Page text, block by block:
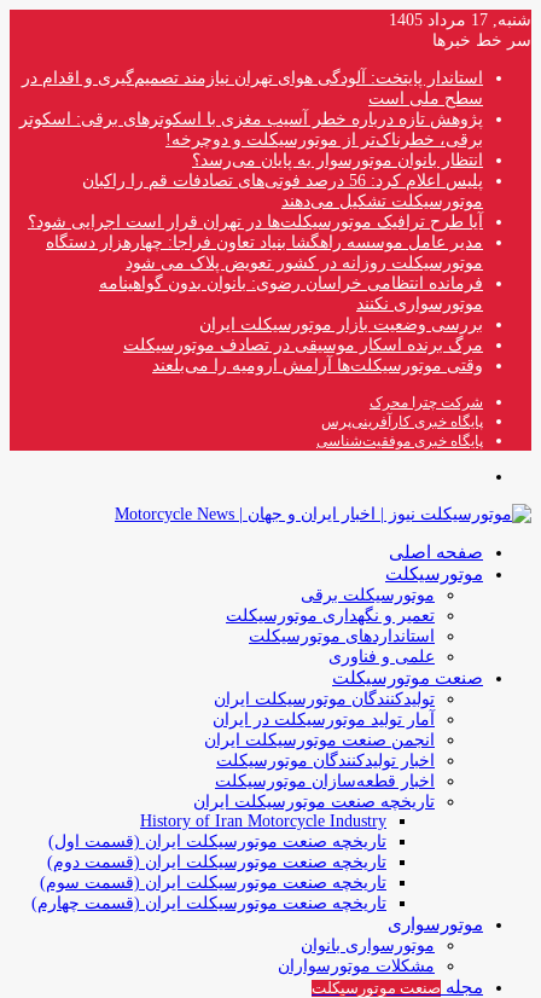
شنبه, 17 مرداد 1405
سر خط خبرها
استاندار پایتخت: آلودگی هوای تهران نیازمند تصمیم‌گیری و اقدام در
سطح ملی است
پژوهش تازه درباره خطر آسیب مغزی با اسکوترهای برقی: اسکوتر
برقی، خطرناک‌تر از موتورسیکلت و دوچرخه!
انتظار بانوان موتورسوار به پایان می‌رسد؟
پلیس اعلام کرد: 56 درصد فوتی‌های تصادفات قم را راکبان
موتورسیکلت تشکیل می‌دهند
آیا طرح ترافیک موتورسیکلت‌ها در تهران قرار است اجرایی شود؟
مدیر عامل موسسه راهگشا بنیاد تعاون فراجا: چهارهزار دستگاه
موتورسیکلت روزانه در کشور تعویض پلاک می شود
فرمانده انتظامی خراسان رضوی: بانوان بدون گواهینامه
موتورسواری نکنند
بررسی وضعیت بازار موتورسیکلت ایران
مرگ برنده اسکار موسیقی در تصادف موتورسیکلت
وقتی موتورسیکلت‌ها آرامش ارومیه را می‌بلعند
شرکت چترا محرک
پایگاه خبری کارآفرینی‌پرس
پایگاه خبری موفقیت‌شناسی
صفحه اصلی
موتورسیکلت
موتورسیکلت برقی
تعمیر و نگهداری موتورسیکلت
استانداردهای موتورسیکلت
علمی و فناوری
صنعت موتورسیکلت
تولیدکنندگان موتورسیکلت ایران
آمار تولید موتورسیکلت در ایران
انجمن صنعت موتورسیکلت ایران
اخبار تولیدکنندگان موتورسیکلت
اخبار قطعه‌سازان موتورسیکلت
تاریخچه صنعت موتورسیکلت ایران
History of Iran Motorcycle Industry
تاریخچه صنعت موتورسیکلت ایران (قسمت اول)
تاریخچه صنعت موتورسیکلت ایران (قسمت دوم)
تاریخچه صنعت موتورسیکلت ایران (قسمت سوم)
تاریخچه صنعت موتورسیکلت ایران (قسمت چهارم)
موتورسواری
موتورسواری بانوان
مشکلات موتورسواران
مجله صنعت موتورسیکلت